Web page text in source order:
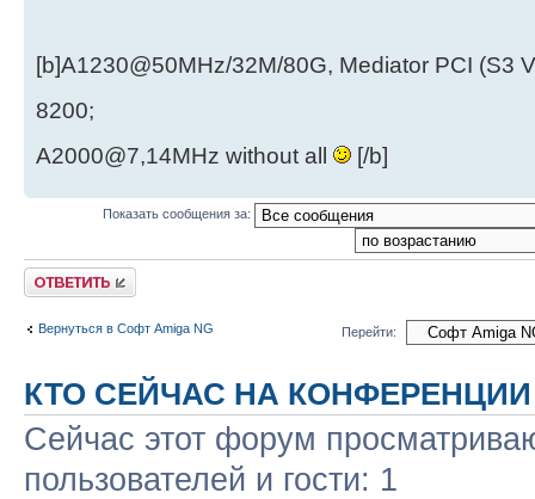
[b]A1230@50MHz/32M/80G, Mediator PCI (S3
8200;
A2000@7,14MHz without all
[/b]
Показать сообщения за:
Ответить
Вернуться в Софт Amiga NG Перейти:
КТО СЕЙЧАС НА КОНФЕРЕНЦИИ
Сейчас этот форум
пользователей и гости: 1